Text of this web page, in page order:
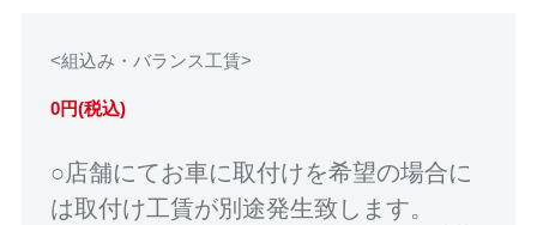
<組込み・バランス工賃>
0円(税込)
○店舗にてお車に取付けを希望の場合に
は取付け工賃が別途発生致します。